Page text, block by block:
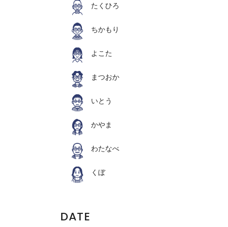
たくひろ
ちかもり
よこた
まつおか
いとう
かやま
わたなべ
くぼ
DATE